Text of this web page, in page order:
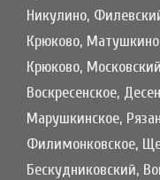
Никулино,
Крюково,
Крюково,
Воскресенское,
Марушкинское,
Филимонковское,
Бескудниковский,